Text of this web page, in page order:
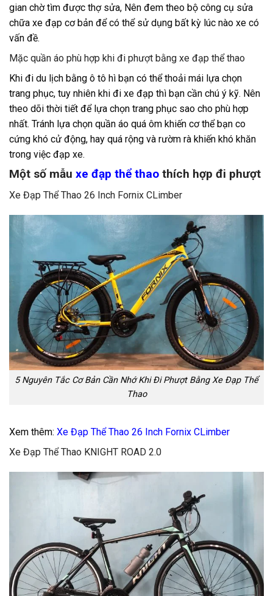
gian chờ tìm được thợ sửa, Nên đem theo bộ công cụ sửa
chữa xe đạp cơ bản để có thể sử dụng bất kỳ lúc nào xe có
vấn đề.
Mặc quần áo phù hợp khi đi phượt bằng xe đạp thể thao
Khi đi du lịch bằng ô tô hì bạn có thể thoải mái lựa chọn
trang phục, tuy nhiên khi đi xe đạp thì bạn cần chú ý kỹ. Nên
theo dõi thời tiết để lựa chọn trang phục sao cho phù hợp
nhất. Tránh lựa chọn quần áo quá ôm khiến cơ thể bạn co
cứng khó cử động, hay quá rộng và rườm rà khiến khó khăn
trong việc đạp xe.
Một số mẫu xe đạp thể thao thích hợp đi phượt
Xe Đạp Thể Thao 26 Inch Fornix CLimber
5 Nguyên Tắc Cơ Bản Cần Nhớ Khi Đi Phượt Bằng Xe Đạp Thể
Thao
Xem thêm: Xe Đạp Thể Thao 26 Inch Fornix CLimber
Xe Đạp Thể Thao KNIGHT ROAD 2.0